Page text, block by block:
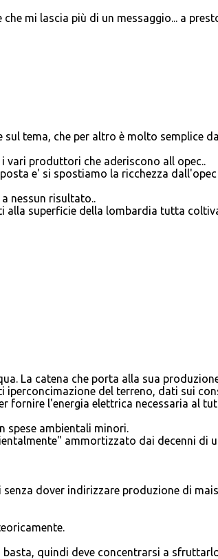
mi lascia più di un messaggio... a
tema, che per altro è molto semplice da
vari produttori che aderiscono all opec..
e' si spostiamo la ricchezza dall'opec
nessun risultato..
alla superficie della lombardia tutta
La catena che porta alla sua
del terreno, dati sui
fornire l'energia elettrica necessaria al
spese ambientali minori.
ammortizzato dai decenni di
dover indirizzare produzione di
basta, quindi deve concentrarsi a